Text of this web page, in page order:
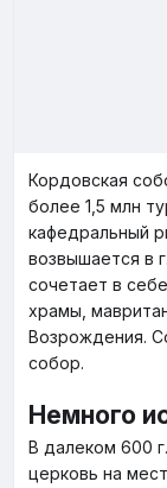
Кордовская
более 1,5 млн
кафедральный
возвышается в
сочетает в
храмы,
Возрождения.
собор.
Немного
В далеком 600
церковь на